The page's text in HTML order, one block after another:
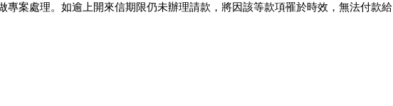
專案處理。如逾上開來信期限仍未辦理請款，將因該等款項罹於時效，無法付款給